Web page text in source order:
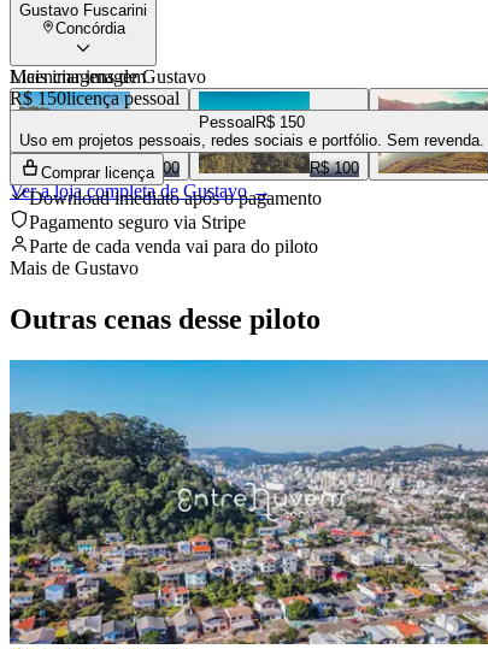
Gustavo Fuscarini
Concórdia
Mais imagens deGustavo
R$ 100 R$ 100
Ver a loja completa de Gustavo→
Licenciar imagem
R$ 150licença pessoal
Pessoal R$ 150
Uso em projetos pessoais, redes sociais e portfólio. Sem revenda.
Comprar licença
Download imediato após o pagamento
Pagamento seguro via Stripe
Parte de cada venda vai para do piloto
Mais de Gustavo
Outras cenas desse piloto